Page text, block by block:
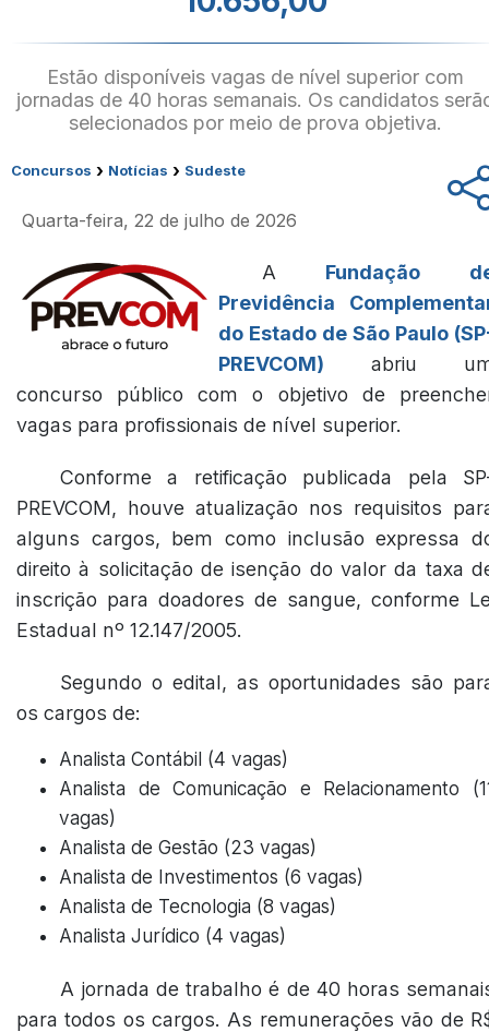
Estão disponíveis vagas de nível superior com
jornadas de 40 horas semanais. Os candidatos
selecionados por meio de prova objetiva.
Concursos › Notícias › Sudeste
Quarta-feira, 22 de julho de 2026
A Fundação
Previdência
do Estado de São Paulo
PREVCOM) abriu
concurso público com o objetivo de
vagas para profissionais de nível superior.
Conforme a retificação publicada pela
PREVCOM, houve atualização nos requisitos
alguns cargos, bem como inclusão expressa
direito à solicitação de isenção do valor da taxa
inscrição para doadores de sangue, conforme
Estadual nº 12.147/2005.
Segundo o edital, as oportunidades são
os cargos de:
Analista Contábil (4 vagas)
Analista de Comunicação e Relacionamento
vagas)
Analista de Gestão (23 vagas)
Analista de Investimentos (6 vagas)
Analista de Tecnologia (8 vagas)
Analista Jurídico (4 vagas)
A jornada de trabalho é de 40 horas
para todos os cargos. As remunerações vão de